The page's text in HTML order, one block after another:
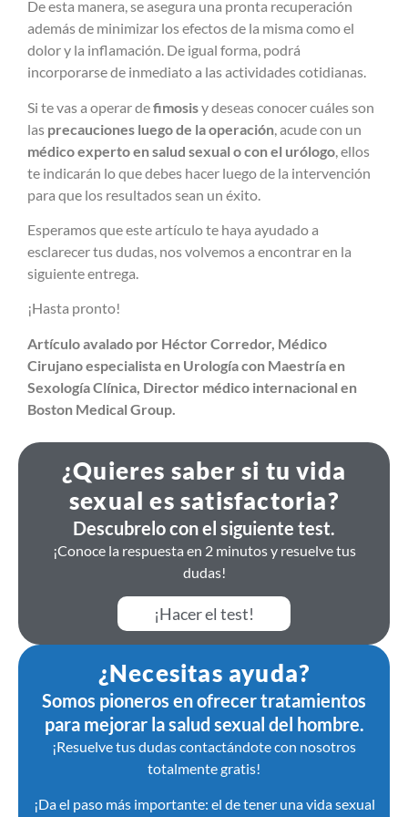
De esta manera, se asegura una pronta recuperación
además de minimizar los efectos de la misma como el
dolor y la inflamación. De igual forma, podrá
incorporarse de inmediato a las actividades cotidianas.
Si te vas a operar defimosisy deseas conocer cuáles son
las precauciones luego de la operación , acude con un
médico experto en salud sexual o con el urólogo , ellos
te indicarán lo que debes hacer luego de la intervención
para que los resultados sean un éxito.
Esperamos que este artículo te haya ayudado a
esclarecer tus dudas, nos volvemos a encontrar en la
siguiente entrega.
¡Hasta pronto!
Artículo avalado por Héctor Corredor, Médico
Cirujano especialista en Urología con Maestría en
Sexología Clínica, Director médico internacional en
Boston Medical Group.
¿Quieres saber si tu vida
sexual es satisfactoria?
Descubrelo con el siguiente test.
¡Conoce la respuesta en 2 minutos y resuelve tus
dudas!
¡Hacer el test!
¿Necesitas ayuda?
Somos pioneros en ofrecer tratamientos
para mejorar la salud sexual del hombre.
¡Resuelve tus dudas contactándote con nosotros
totalmente gratis!
¡Da el paso más importante: el de tener una vida sexual